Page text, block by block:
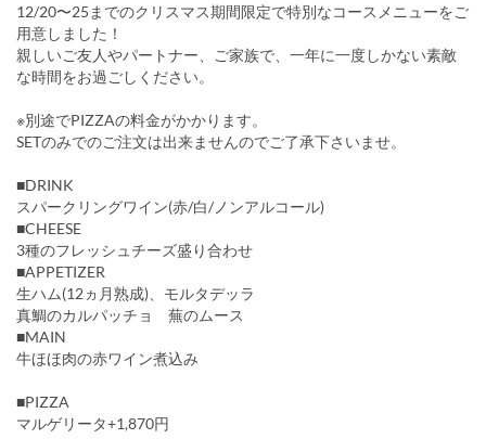
12/20〜25までのクリスマス期間限定で特別なコースメニューをご
用意しました！
親しいご友人やパートナー、ご家族で、一年に一度しかない素敵
な時間をお過ごしください。
※別途でPIZZAの料金がかかります。
SETのみでのご注文は出来ませんのでご了承下さいませ。
■DRINK
スパークリングワイン(赤/白/ノンアルコール)
■CHEESE
3種のフレッシュチーズ盛り合わせ
■APPETIZER
生ハム(12ヵ月熟成)、モルタデッラ
真鯛のカルパッチョ 蕪のムース
■MAIN
牛ほほ肉の赤ワイン煮込み
■PIZZA
マルゲリータ+1,870円